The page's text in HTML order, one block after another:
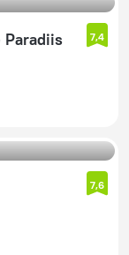
Paradiis 7,4
7,6